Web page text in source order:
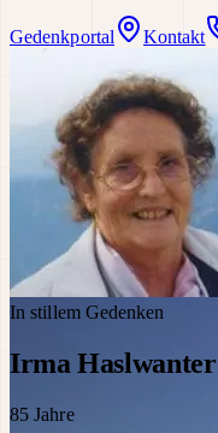
Gedenkportal Kontakt
In stillem Gedenken
Irma Haslwanter
85 Jahre